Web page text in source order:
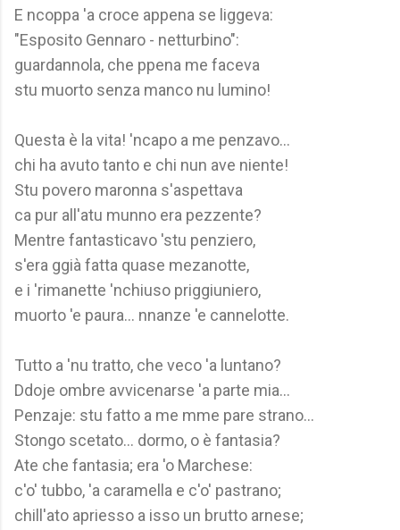
E ncoppa 'a croce appena se liggeva:
"Esposito Gennaro - netturbino":
guardannola, che ppena me faceva
stu muorto senza manco nu lumino!
Questa è la vita! 'ncapo a me penzavo...
chi ha avuto tanto e chi nun ave niente!
Stu povero maronna s'aspettava
ca pur all'atu munno era pezzente?
Mentre fantasticavo 'stu penziero,
s'era ggià fatta quase mezanotte,
e i 'rimanette 'nchiuso priggiuniero,
muorto 'e paura... nnanze 'e cannelotte.
Tutto a 'nu tratto, che veco 'a luntano?
Ddoje ombre avvicenarse 'a parte mia...
Penzaje: stu fatto a me mme pare strano...
Stongo scetato... dormo, o è fantasia?
Ate che fantasia; era 'o Marchese:
c'o' tubbo, 'a caramella e c'o' pastrano;
chill'ato apriesso a isso un brutto arnese;